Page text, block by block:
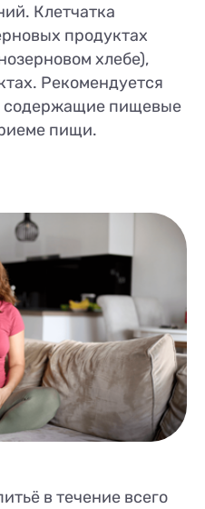
Клетчатка
продуктах
хлебе),
Рекомендуется
содержащие пищевые
пищи.
в течение всего